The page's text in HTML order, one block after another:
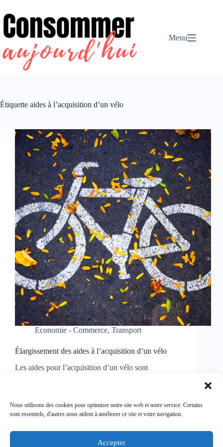
Nous utilisons des cookies pour optimiser notre site web et notre service. Certains
sont essentiels, d'autres nous aident à améliorer ce site et votre navigation.
Accepter
au
contenu
Menu
Étiquette aides à l’acquisition d’un vélo
Economie - Commerce, Transport
Élargissement des aides à l’acquisition d’un vélo
Les aides pour l’acquisition d’un vélo sont
l’acquisition de véhicules peu polluants. S’agissant
des aides…